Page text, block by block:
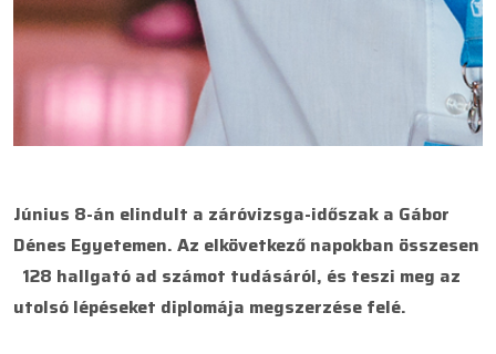
Június 8-án elindult a záróvizsga-időszak a Gábor
Dénes Egyetemen. Az elkövetkező napokban összesen
128 hallgató ad számot tudásáról, és teszi meg az
utolsó lépéseket diplomája megszerzése felé.